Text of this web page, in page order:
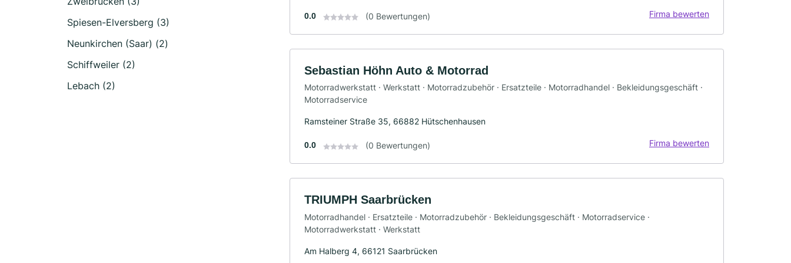
Spiesen-Elversberg (3)
Neunkirchen (Saar) (2)
Schiffweiler (2)
Lebach (2)
0.0 (0 Bewertungen) Firma bewerten
Sebastian Höhn Auto & Motorrad
Motorradwerkstatt · Werkstatt · Motorradzubehör · Ersatzteile · Motorradhandel · Bekleidungsgeschäft ·
Motorradservice
Ramsteiner Straße 35, 66882 Hütschenhausen
0.0 (0 Bewertungen) Firma bewerten
TRIUMPH Saarbrücken
Motorradhandel · Ersatzteile · Motorradzubehör · Bekleidungsgeschäft · Motorradservice ·
Motorradwerkstatt · Werkstatt
Am Halberg 4, 66121 Saarbrücken